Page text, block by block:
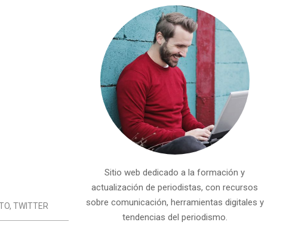
, TWITTER
Sitio web dedicado a la formación y
actualización de periodistas, con recursos
sobre comunicación, herramientas digitales y
tendencias del periodismo.